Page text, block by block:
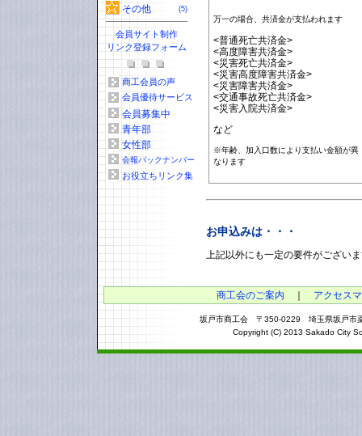
その他 (5)
会員サイト制作
リンク登録フォーム
商工会員の声
会員優待サービス
会員募集中
青年部
女性部
会報バックナンバー
お役立ちリンク集
万一の場合、共済金が支払われます
<普通死亡共済金>
<高度障害共済金>
<災害死亡共済金>
<災害高度障害共済金>
<災害障害共済金>
<交通事故死亡共済金>
<災害入院共済金>
など
※年齢、加入口数により支払い金額が異
なります
お申込みは・・・
上記以外にも一定の要件がござい
商工会のご案内 アクセス
坂戸市商工会 〒350-0229 埼玉県坂戸市
Copyright (C) 2013 Sakado City